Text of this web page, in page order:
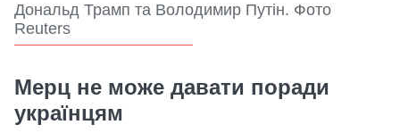
Дональд Трамп та Володимир Путін. Фото
Reuters
Мерц не може давати поради
українцям